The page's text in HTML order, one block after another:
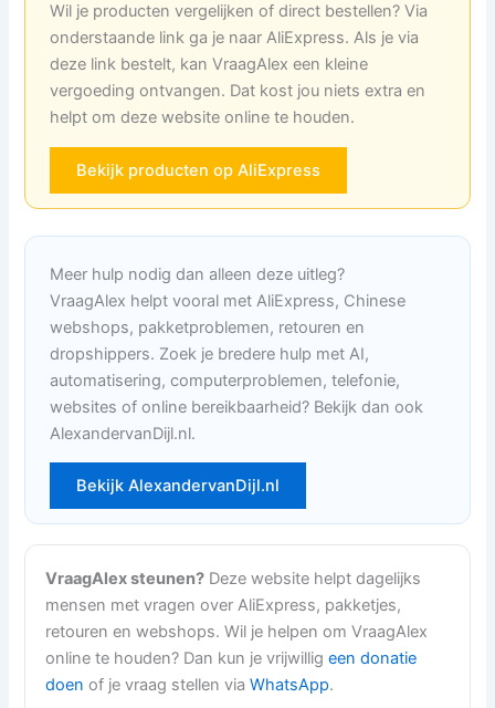
Wil je producten vergelijken of direct bestellen? Via
onderstaande link ga je naar AliExpress. Als je via
deze link bestelt, kan VraagAlex een kleine
vergoeding ontvangen. Dat kost jou niets extra en
helpt om deze website online te houden.
Bekijk producten op AliExpress
Meer hulp nodig dan alleen deze uitleg?
VraagAlex helpt vooral met AliExpress, Chinese
webshops, pakketproblemen, retouren en
dropshippers. Zoek je bredere hulp met AI,
automatisering, computerproblemen, telefonie,
websites of online bereikbaarheid? Bekijk dan ook
AlexandervanDijl.nl.
Bekijk AlexandervanDijl.nl
VraagAlex steunen? Deze website helpt dagelijks
mensen met vragen over AliExpress, pakketjes,
retouren en webshops. Wil je helpen om VraagAlex
online te houden? Dan kun je vrijwilligeen donatie
doen of je vraag stellen viaWhatsApp.